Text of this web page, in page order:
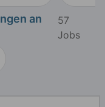
an
57
Jobs